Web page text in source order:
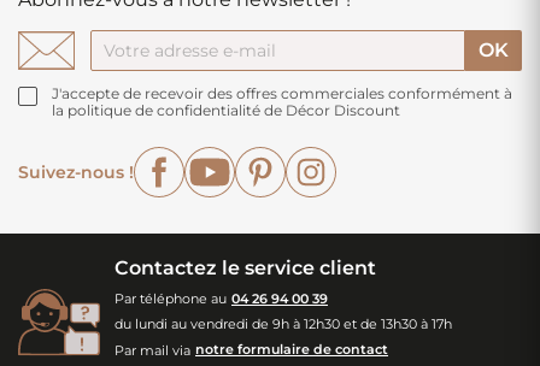
J'accepte de recevoir des offres commerciales conformément à
la politique de confidentialité de Décor Discount
Suivez-nous !
FacebookYouTubePinterest
Contactez le service client
Par téléphone au 04 26 94 00 39
du lundi au vendredi de 9h à 12h30 et de 13h30 à 17h
Par mail via notre formulaire de contact